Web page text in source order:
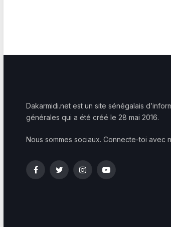
Dakarmidi.net est un site sénégalais
générales qui a été créé le 28 mai 2016.
Nous sommes sociaux. Connecte-toi avec
FacebookTwitterInstagramYouTube